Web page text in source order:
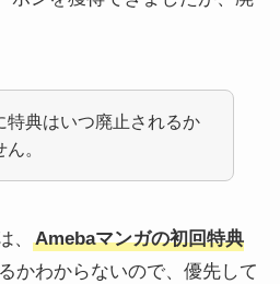
特典はいつ廃止されるか
。
、
Amebaマンガの初回特典
かわからないので、優先して